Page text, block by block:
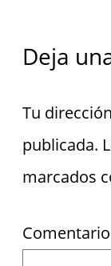
Deja
Tu
publicada.
marcados
Comentario